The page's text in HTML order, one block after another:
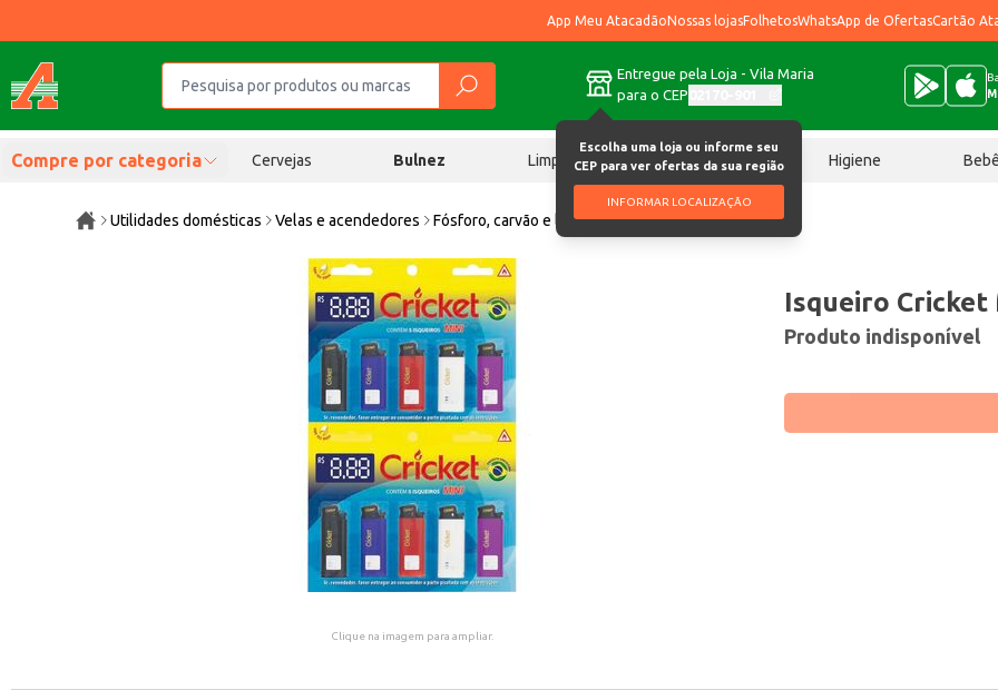
App Meu AtacadãoNossas lojasFolhetosWhatsApp de OfertasCartão
Entregue pela Loja - Vila Maria
para o CEP
Escolha uma loja ou informe seu
CEP para ver ofertas da sua região
INFORMAR LOCALIZAÇÃO
Compre por categoria Cervejas Bulnez Limpeza Chocolates Higiene
Utilidades domésticas Velas e acendedores Fósforo, carvão e lenha Isqueiro Cricket Mini 10 un
Clique na imagem para ampliar.
Isqueiro Cricket
Produto indisponível